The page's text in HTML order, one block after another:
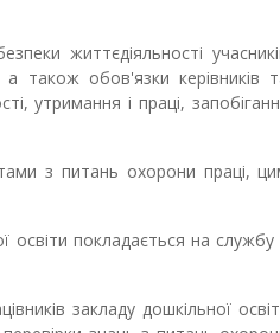
життєдіяльності
а також обов'язки керівників
утримання і праці,
з питань охорони праці,
освіти покладається на службу
закладу дошкільної